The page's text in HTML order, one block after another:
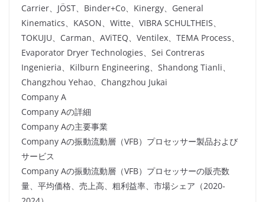
Carrier、JÖST、Binder+Co、Kinergy、General
Kinematics、KASON、Witte、VIBRA SCHULTHEIS、
TOKUJU、Carman、AViTEQ、Ventilex、TEMA Process、
Evaporator Dryer Technologies、Sei Contreras
Ingenieria、Kilburn Engineering、Shandong Tianli、
Changzhou Yehao、Changzhou Jukai
Company A
Company Aの詳細
Company Aの主要事業
Company Aの振動流動層（VFB）プロセッサー製品および
サービス
Company Aの振動流動層（VFB）プロセッサーの販売数
量、平均価格、売上高、粗利益率、市場シェア（2020-